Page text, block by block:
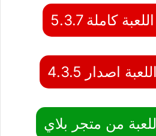
كاملة 5.3.7
اصدار 4.3.5
من متجر بلاي